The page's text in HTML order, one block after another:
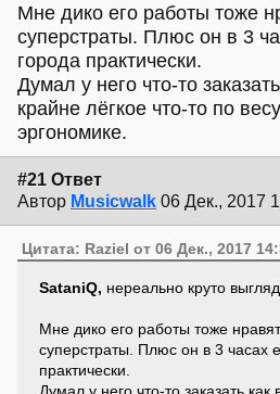
Мне дико его работы тоже
суперстраты. Плюс он в 3
города практически.
Думал у него что-то
крайне лёгкое что-то по
эргономике.
#21 Ответ
Автор Musicwalk 06 Дек., 2017
Цитата: Raziel от 06 Дек., 2017
SataniQ, нереально круто
Мне дико его работы тоже
суперстраты. Плюс он в 3 часах
практически.